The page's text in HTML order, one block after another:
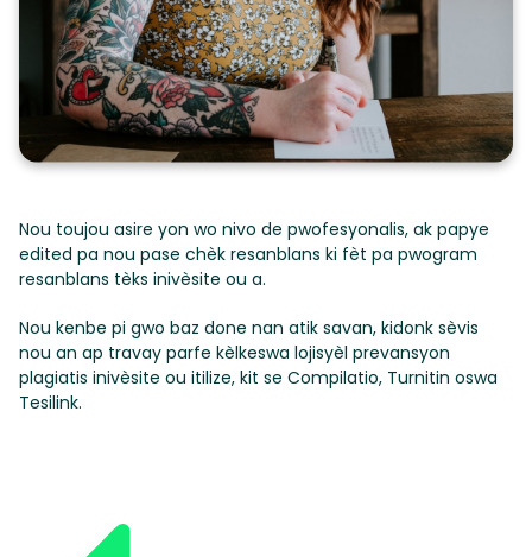
Nou toujou asire yon wo nivo de pwofesyonalis, ak papye
edited pa nou pase chèk resanblans ki fèt pa pwogram
resanblans tèks inivèsite ou a.
Nou kenbe pi gwo baz done nan atik savan, kidonk sèvis
nou an ap travay parfe kèlkeswa lojisyèl prevansyon
plagiatis inivèsite ou itilize, kit se Compilatio, Turnitin oswa
Tesilink.